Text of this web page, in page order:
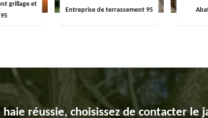
grillage et
Entreprise de terrassement 95
réussie, choisissez de contacter le